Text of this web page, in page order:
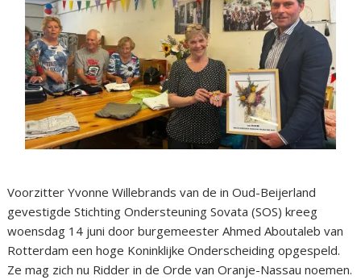
Voorzitter Yvonne Willebrands van de in Oud-Beijerland
gevestigde Stichting Ondersteuning Sovata (SOS) kreeg
woensdag 14 juni door burgemeester Ahmed Aboutaleb van
Rotterdam een hoge Koninklijke Onderscheiding opgespeld.
Ze mag zich nu Ridder in de Orde van Oranje-Nassau noemen.